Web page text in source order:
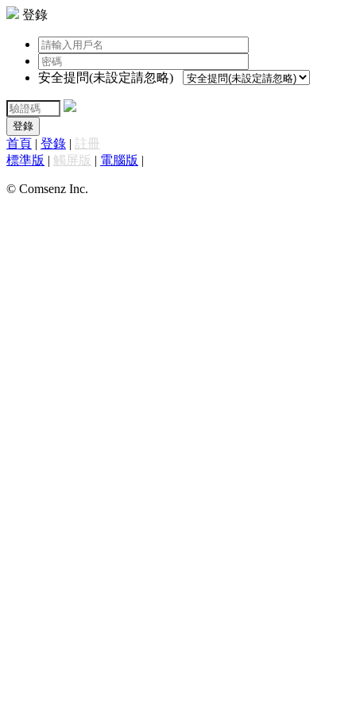
登錄
安全提問(未設定請忽略)
登錄
首頁 | 登錄 | 註冊
標準版 | 觸屏版 | 電腦版 |
© Comsenz Inc.